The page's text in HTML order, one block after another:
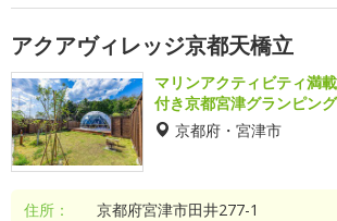
アクアヴィレッジ京都天橋立
マリンアクティビティ満
付き京都宮津グランピング
京都府・宮津市
住所：
京都府宮津市田井277-1